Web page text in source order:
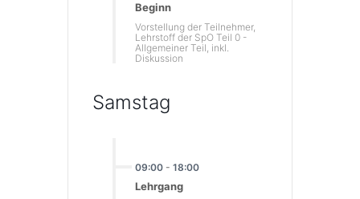
Beginn
Vorstellung der Teilnehmer,
Lehrstoff der SpO Teil 0 -
Allgemeiner Teil, inkl.
Diskussion
Samstag
09:00 - 18:00
Lehrgang